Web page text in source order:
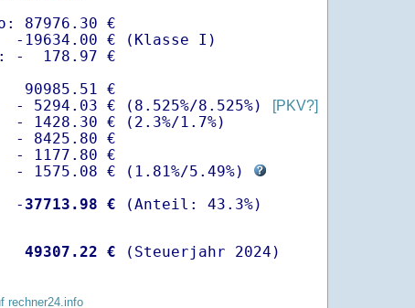
87976.30 €
€ (Klasse I)
-  178.97 €
90985.51 €
- 5294.03 € (8.525%/8.525%)
[PKV?]
- 1428.30 € (2.3%/1.7%)
- 8425.80 €
- 1177.80 €
1575.08 € ( 1.81%/5.49%)
- 37713.98 €
49307.22 € (Steuerjahr 2024)
rechner24.info